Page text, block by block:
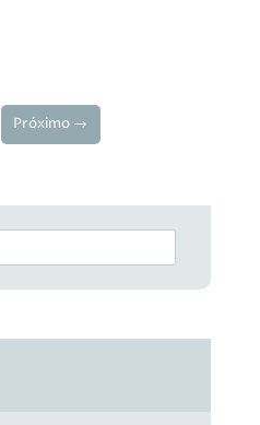
Próximo →